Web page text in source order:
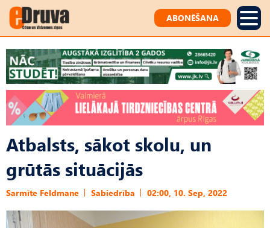
ABONĒŠANA
Atbalsts, sākot skolu, un
grūtās situācijās
Sarmīte Feldmane Sabiedrība 02:00, 10. Sep, 2022